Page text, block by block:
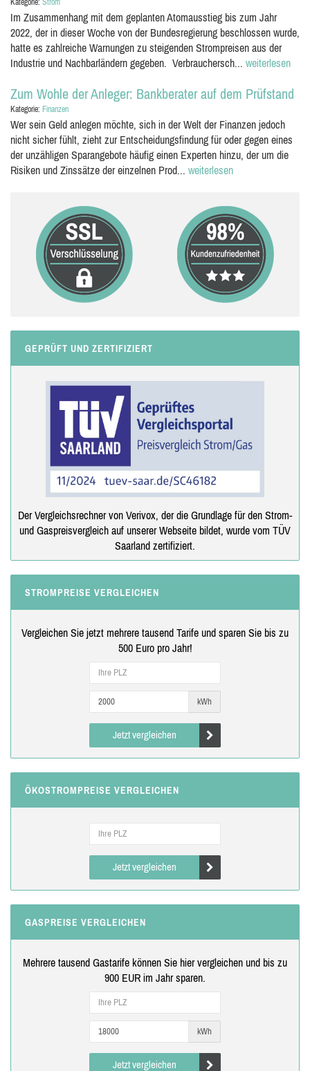
Kategorie: Strom
Im Zusammenhang mit dem geplanten Atomausstieg bis zum Jahr
2022, der in dieser Woche von der Bundesregierung beschlossen wurde,
hatte es zahlreiche Warnungen zu steigenden Strompreisen aus der
Industrie und Nachbarländern gegeben. Verbrauchersch... weiterlesen
Zum Wohle der Anleger: Bankberater auf dem Prüfstand
Kategorie: Finanzen
Wer sein Geld anlegen möchte, sich in der Welt der Finanzen jedoch
nicht sicher fühlt, zieht zur Entscheidungsfindung für oder gegen eines
der unzähligen Sparangebote häufig einen Experten hinzu, der um die
Risiken und Zinssätze der einzelnen Prod... weiterlesen
GEPRÜFT UND ZERTIFIZIERT
Der Vergleichsrechner von Verivox, der die Grundlage für den Strom-
und Gaspreisvergleich auf unserer Webseite bildet, wurde vom TÜV
Saarland zertifiziert.
STROMPREISE VERGLEICHEN
Vergleichen Sie jetzt mehrere tausend Tarife und sparen Sie bis zu
500 Euro pro Jahr!
kWh
Jetzt vergleichen
ÖKOSTROMPREISE VERGLEICHEN
Jetzt vergleichen
GASPREISE VERGLEICHEN
Mehrere tausend Gastarife können Sie hier vergleichen und bis zu
900 EUR im Jahr sparen.
kWh
Jetzt vergleichen